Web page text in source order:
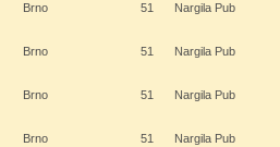
Brno 51 Nargila Pub
Brno 51 Nargila Pub
Brno 51 Nargila Pub
Brno 51 Nargila Pub